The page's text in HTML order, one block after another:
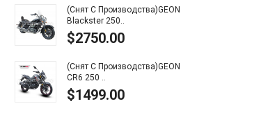
(Снят С Производства)GEON
Blackster 250..
$2750.00
(Снят С Производства)GEON
CR6 250 ..
$1499.00